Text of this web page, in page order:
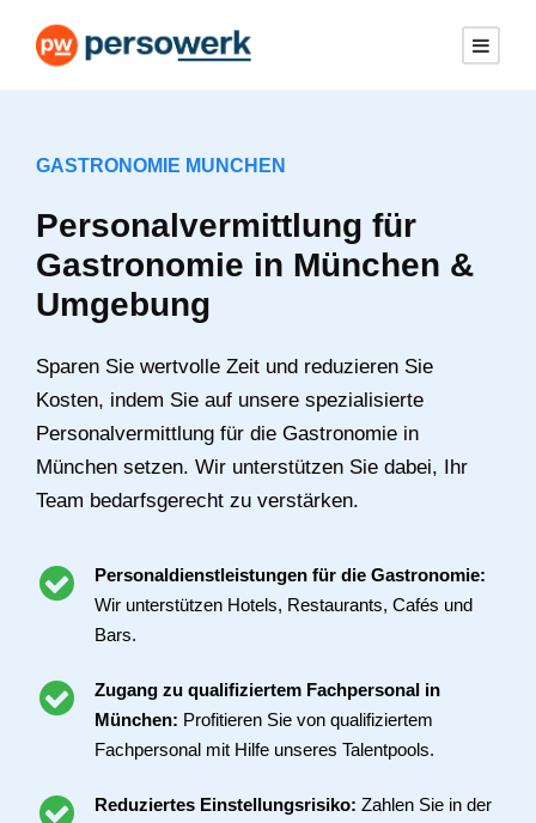
GASTRONOMIE MUNCHEN
Personalvermittlung für
Gastronomie in München &
Umgebung
Sparen Sie wertvolle Zeit und reduzieren Sie
Kosten, indem Sie auf unsere spezialisierte
Personalvermittlung für die Gastronomie in
München setzen. Wir unterstützen Sie dabei, Ihr
Team bedarfsgerecht zu verstärken.
Personaldienstleistungen für die Gastronomie:
Wir unterstützen Hotels, Restaurants, Cafés und
Bars.
Zugang zu qualifiziertem Fachpersonal in
München: Profitieren Sie von qualifiziertem
Fachpersonal mit Hilfe unseres Talentpools.
Reduziertes Einstellungsrisiko: Zahlen Sie in der